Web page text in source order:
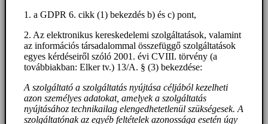
1. a GDPR 6. cikk (1) bekezdés b) és c) pont,
2. Az elektronikus kereskedelemi szolgáltatások, valamint
az információs társadalommal összefüggő szolgáltatások
egyes kérdéseiről szóló 2001. évi CVIII. törvény (a
továbbiakban: Elker tv.) 13/A. § (3) bekezdése:
A szolgáltató a szolgáltatás nyújtása céljából kezelheti
azon személyes adatokat, amelyek a szolgáltatás
nyújtásához technikailag elengedhetetlenül szükségesek. A
szolgáltatónak az egyéb feltételek azonossága esetén úgy